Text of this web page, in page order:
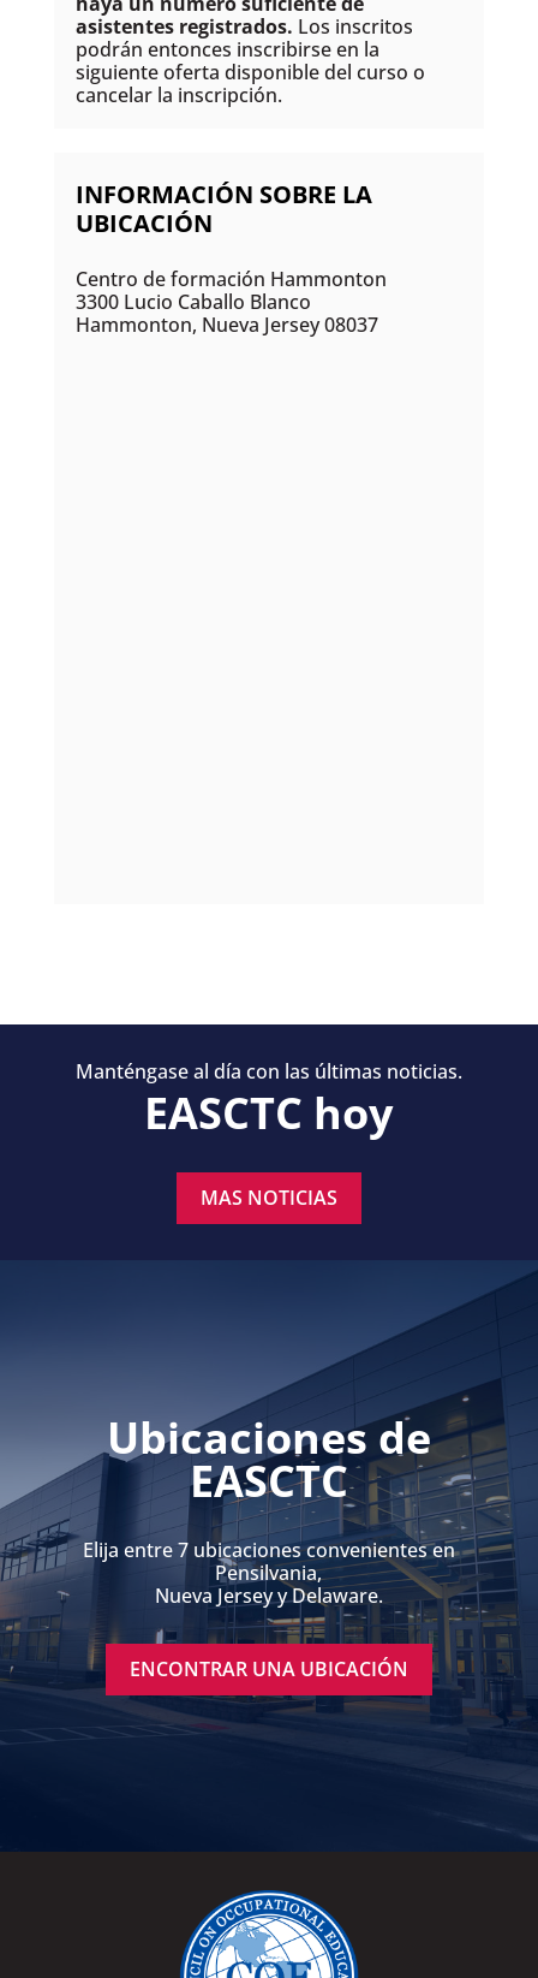
asistentes registrados. Los inscritos
podrán entonces inscribirse en la
siguiente oferta disponible del curso o
cancelar la inscripción.
INFORMACIÓN SOBRE LA
UBICACIÓN
Centro de formación Hammonton
3300 Lucio Caballo Blanco
Hammonton, Nueva Jersey 08037
Manténgase al día con las últimas noticias.
EASCTC hoy
MAS NOTICIAS
Ubicaciones de
EASCTC
Elija entre 7 ubicaciones convenientes en
Pensilvania,
Nueva Jersey y Delaware.
ENCONTRAR UNA UBICACIÓN